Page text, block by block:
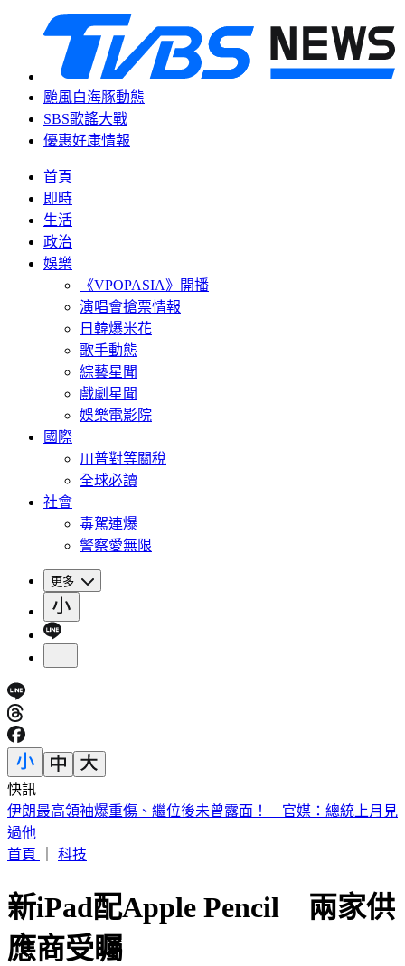
颱風白海豚動態
SBS歌謠大戰
優惠好康情報
首頁
即時
生活
政治
娛樂
《VPOPASIA》開播
演唱會搶票情報
日韓爆米花
歌手動態
綜藝星聞
戲劇星聞
娛樂電影院
國際
川普對等關稅
全球必讀
社會
毒駕連爆
警察愛無限
更多
快訊
苗栗死亡車禍！小轎車過彎失控高速猛撞電桿 友死駕駛重傷
昏迷
首頁
科技
新iPad配Apple Pencil 兩家供
應商受矚